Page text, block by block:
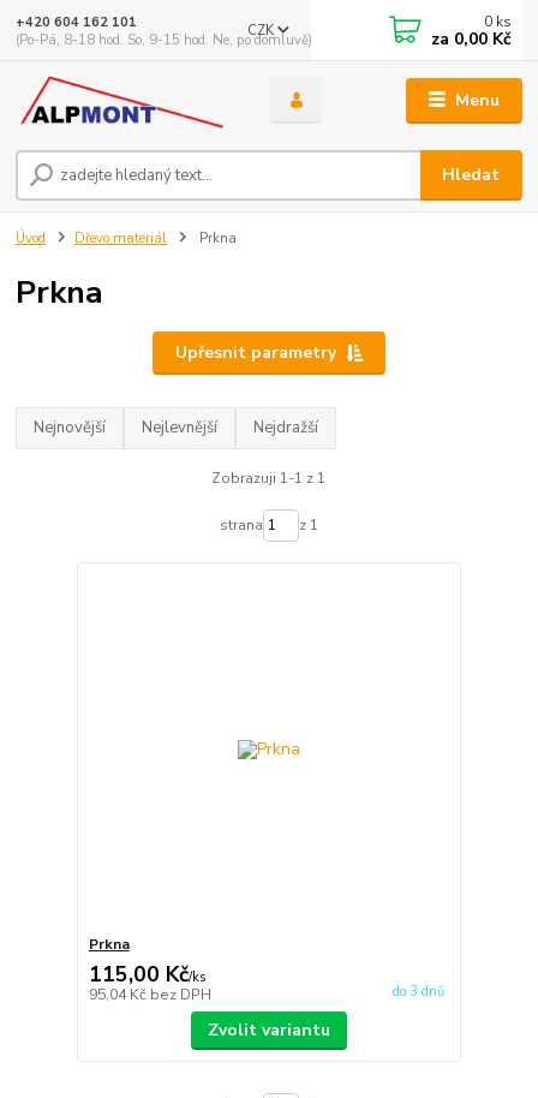
Menu
CZK
Hledat
+420 604 162 101
(Po-Pá, 8-18 hod. So, 9-15 hod. Ne, po domluvě)
0 ks
za 0,00 Kč
Úvod Dřevo materiál Prkna
Prkna
Upřesnit parametry
Nejnovější Nejlevnější Nejdražší
Zobrazuji 1-1 z 1
strana z 1
Prkna
115,00 Kč/ks
95,04 Kč bez DPH do 3 dnů
Zvolit variantu